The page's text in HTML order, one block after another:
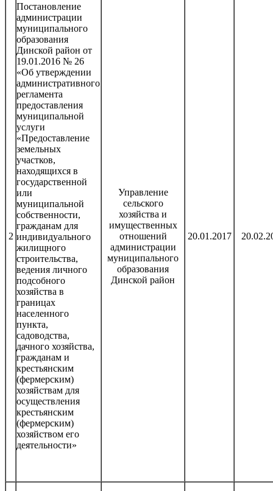
2
Постановление
администрации
муниципального
образования
Динской район от
19.01.2016 № 26
«Об утверждении
административного
регламента
предоставления
муниципальной
услуги
«Предоставление
земельных
участков,
находящихся в
государственной
или
муниципальной
собственности,
гражданам для
индивидуального
жилищного
строительства,
ведения личного
подсобного
хозяйства в
границах
населенного
пункта,
садоводства,
дачного хозяйства,
гражданам и
крестьянским
(фермерским)
хозяйствам для
осуществления
крестьянским
(фермерским)
хозяйством его
деятельности»
Управление
сельского
хозяйства и
имущественных
отношений
администрации
муниципального
образования
Динской район
20.01.2017